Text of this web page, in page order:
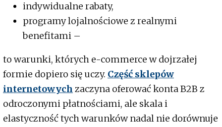
indywidualne rabaty,
programy lojalnościowe z realnymi
benefitami –
to warunki, których e-commerce w dojrzałej
formie dopiero się uczy. Część sklepów
internetowych zaczyna oferować konta B2B z
odroczonymi płatnościami, ale skala i
elastyczność tych warunków nadal nie dorównuje